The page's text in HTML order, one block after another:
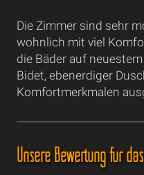
Die Zimmer sind sehr
wohnlich mit viel
die Bäder auf
Bidet, ebenerdiger
Komfortmerkmalen
Unsere Bewertung für